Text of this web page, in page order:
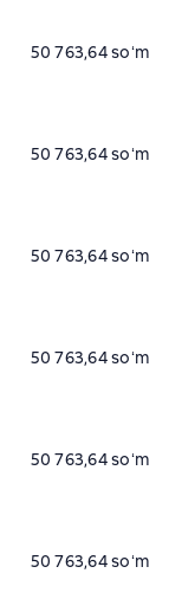
50 763,64 soʻm
50 763,64 soʻm
50 763,64 soʻm
50 763,64 soʻm
50 763,64 soʻm
50 763,64 soʻm